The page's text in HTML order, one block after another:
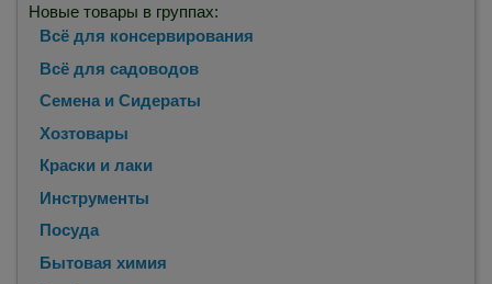
Новые товары в группах:
Всё для консервирования
Всё для садоводов
Семена и Сидераты
Хозтовары
Краски и лаки
Инструменты
Посуда
Бытовая химия